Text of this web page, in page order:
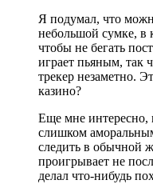
Я подумал, что
небольшой сумке, в
чтобы не бегать
играет пьяным, так
трекер незаметно.
казино?
Еще мне интересно,
слишком
следить в обычной
проигрывает не
делал что-нибудь